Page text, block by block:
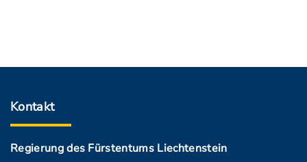
Kontakt
Regierung des Fürstentums Liechtenstein